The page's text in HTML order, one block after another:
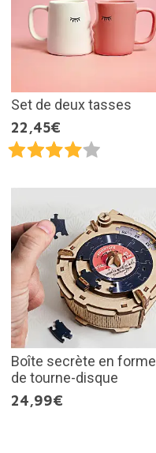
Set de deux tasses
22,45€
Boîte secrète en forme
de tourne-disque
24,99€